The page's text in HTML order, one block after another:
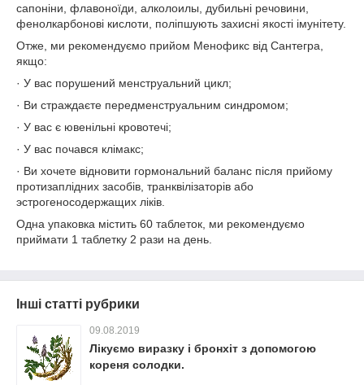
сапоніни, флавоноїди, алколоилы, дубильні речовини,
фенолкарбонові кислоти, поліпшують захисні якості імунітету.
Отже, ми рекомендуємо прийом Менофикс від Сантегра,
якщо:
· У вас порушений менструальний цикл;
· Ви страждаєте передменструальним синдромом;
· У вас є ювенільні кровотечі;
· У вас почався клімакс;
· Ви хочете відновити гормональний баланс після прийому
протизаплідних засобів, транквілізаторів або
эстрогеносодержащих ліків.
Одна упаковка містить 60 таблеток, ми рекомендуємо
приймати 1 таблетку 2 рази на день.
Інші статті рубрики
09.08.2019
Лікуємо виразку і бронхіт з допомогою
кореня солодки.